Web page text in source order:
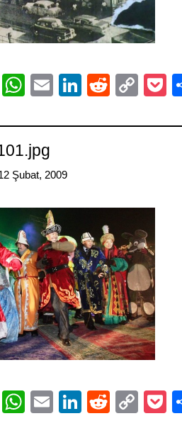
TwitterWhatsApp
EmailLinkedIn
Reddit
Şubat, 2009
TwitterWhatsApp
EmailLinkedIn
Reddit